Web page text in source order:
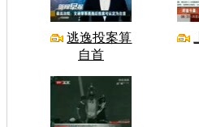
逃逸投案算
自首